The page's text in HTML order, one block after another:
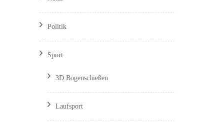
Politik
Sport
3D Bogenschießen
Laufsport